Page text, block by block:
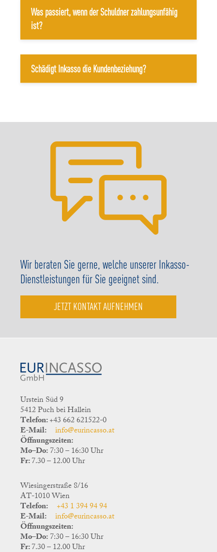
Was passiert, wenn der Schuldner zahlungsunfähig
ist?
Schädigt Inkasso die Kundenbeziehung?
Wir beraten Sie gerne, welche unserer Inkasso-
Dienstleistungen für Sie geeignet sind.
JETZT KONTAKT AUFNEHMEN
Urstein Süd 9
5412 Puch bei Hallein
Telefon:+43 662 621522-0
E-Mail: info@eurincasso.at
Öffnungszeiten:
Mo–Do:7:30 – 16:30 Uhr
Fr:7.30 – 12.00 Uhr
Wiesingerstraße 8/16
AT-1010 Wien
Telefon: +43 1 394 94 94
E-Mail: info@eurincasso.at
Öffnungszeiten:
Mo–Do:7:30 – 16:30 Uhr
Fr:7.30 – 12.00 Uhr